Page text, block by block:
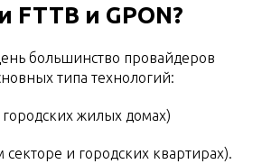
FTTB и GPON?
большинство провайдеров
типа технологий:
жилых домах)
секторе и городских квартирах).